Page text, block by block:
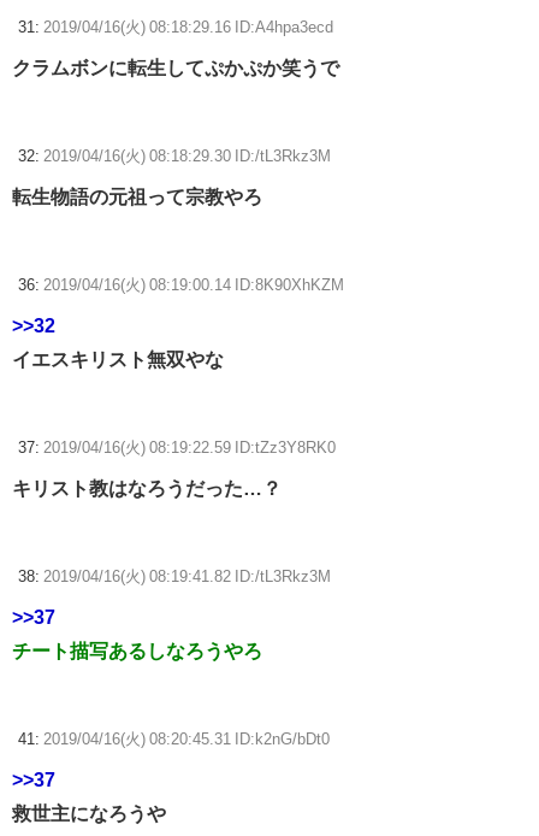
31: 2019/04/16(火) 08:18:29.16 ID:A4hpa3ecd
クラムボンに転生してぷかぷか笑うで
32: 2019/04/16(火) 08:18:29.30 ID:/tL3Rkz3M
転生物語の元祖って宗教やろ
36: 2019/04/16(火) 08:19:00.14 ID:8K90XhKZM
>>32
イエスキリスト無双やな
37: 2019/04/16(火) 08:19:22.59 ID:tZz3Y8RK0
キリスト教はなろうだった…？
38: 2019/04/16(火) 08:19:41.82 ID:/tL3Rkz3M
>>37
チート描写あるしなろうやろ
41: 2019/04/16(火) 08:20:45.31 ID:k2nG/bDt0
>>37
救世主になろうや